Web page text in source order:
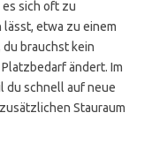
sich oft zu
etwa zu einem
brauchst kein
ändert. Im
du schnell auf neue
Stauraum